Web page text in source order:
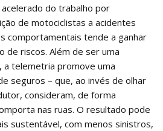
do trabalho por
de motociclistas a acidentes
comportamentais tende a ganhar
de riscos. Além de ser uma
a telemetria promove uma
seguros – que, ao invés de olhar
consideram, de forma
nas ruas. O resultado pode
sustentável, com menos sinistros,